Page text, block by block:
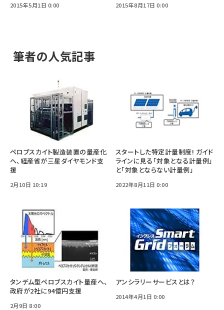
2015年5月1日 0:00 2015年8月17日 0:00
筆者の人気記事
ペロブスカイト製造装置の量産化
へ、経産省が三星ダイヤモンド支
援
2月10日 10:19
スタートした特定計量制度! ガイド
ラインに見る「対象となる計量例」
と「対象とならない計量例」
2022年8月11日 0:00
タンデム型ペロブスカイト量産へ、
政府が2社に94億円支援
2月9日 8:00
アンシラリーサービスとは？
2014年4月1日 0:00